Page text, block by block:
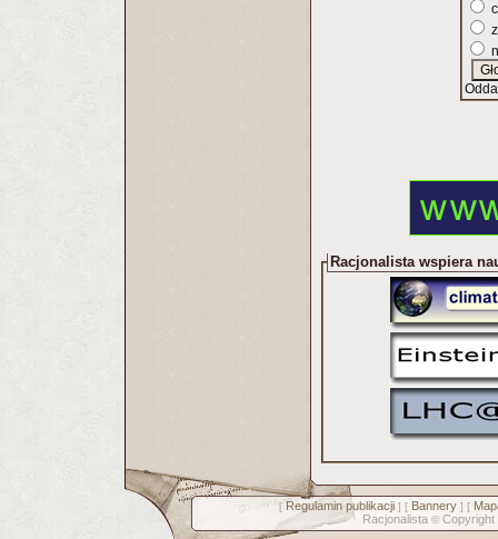
Racjonalista wspiera
[ Regulamin publikacji] [ Bannery] [
Racjonalista © Copyright